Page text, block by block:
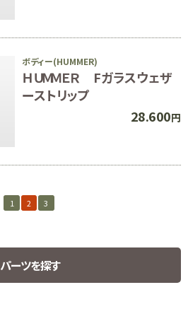
ボディー(HUMMER)
ＨＵＭＭＥＲ Fガラスウェザ
ーストリップ
28.600円
1 2 3
パーツを探す